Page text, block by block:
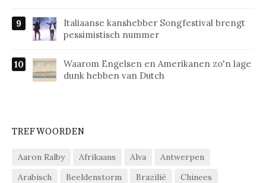
Italiaanse kanshebber Songfestival brengt
pessimistisch nummer
Waarom Engelsen en Amerikanen zo'n lage
dunk hebben van Dutch
TREFWOORDEN
Aaron Ralby Afrikaans Alva
Antwerpen
Arabisch
Beeldenstorm Brazilië
Chinees